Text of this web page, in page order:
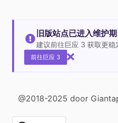
旧版站点已进入维护期
建议前往巨应 3 获取更稳
前往巨应 3
@2018-2025 door